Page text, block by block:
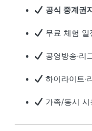
공식 중계권
무료 체험 일
공영방송·리
하이라이트·
가족/동시